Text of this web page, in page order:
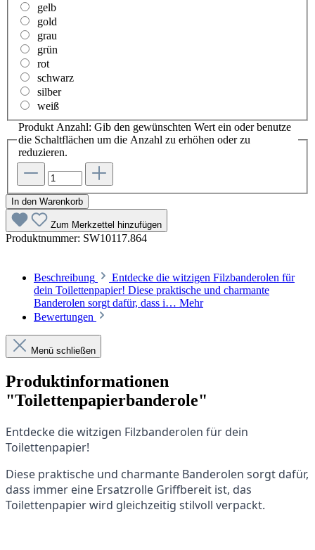
gelb
gold
grau
grün
rot
schwarz
silber
weiß
Produkt Anzahl: Gib den gewünschten Wert ein oder benutze
die Schaltflächen um die Anzahl zu erhöhen oder zu
reduzieren.
In den Warenkorb
Zum Merkzettel hinzufügen
Produktnummer: SW10117.864
Beschreibung
Entdecke die witzigen Filzbanderolen für
dein Toilettenpapier! Diese praktische und charmante
Banderolen sorgt dafür, dass i… Mehr
Bewertungen
Menü schließen
Produktinformationen
"Toilettenpapierbanderole"
Entdecke die witzigen Filzbanderolen für dein
Toilettenpapier!
Diese praktische und charmante Banderolen sorgt dafür,
dass immer eine Ersatzrolle Griffbereit ist, das
Toilettenpapier wird gleichzeitig stilvoll verpackt.